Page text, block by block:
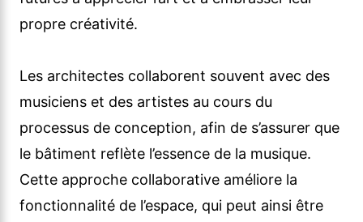
propre créativité.
Les architectes collaborent souvent avec des
musiciens et des artistes au cours du
processus de conception, afin de s’assurer que
le bâtiment reflète l’essence de la musique.
Cette approche collaborative améliore la
fonctionnalité de l’espace, qui peut ainsi être